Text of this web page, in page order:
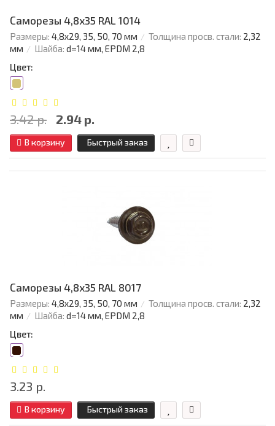
Саморезы 4,8х35 RAL 1014
Размеры: 4,8х29, 35, 50, 70 мм Толщина просв. стали: 2,32
мм
Шайба: d=14 мм, EPDM 2,8
Цвет:
3.42 р. 2.94 р.
В корзину Быстрый заказ
Саморезы 4,8х35 RAL 8017
Размеры: 4,8х29, 35, 50, 70 мм Толщина просв. стали: 2,32
мм
Шайба: d=14 мм, EPDM 2,8
Цвет:
3.23 р.
В корзину Быстрый заказ